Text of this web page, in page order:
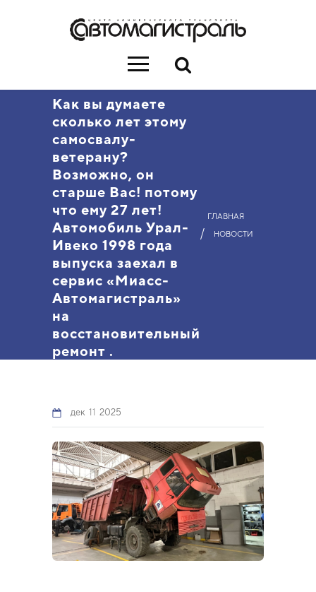
Как вы думаете
сколько лет этому
самосвалу-
ветерану?
Возможно, он
старше Вас! потому
что ему 27 лет!
Автомобиль Урал-
Ивеко 1998 года
выпуска заехал в
сервис «Миасс-
Автомагистраль»
на
восстановительный
ремонт .
ГЛАВНАЯ
/ НОВОСТИ
дек 11 2025